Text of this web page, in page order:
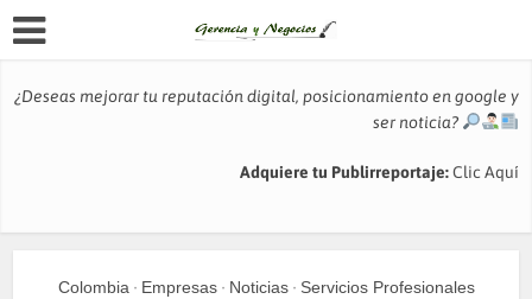
¿Deseas mejorar tu reputación digital, posicionamiento en google y
ser noticia?
Adquiere tu Publirreportaje:Clic Aquí
Colombia • Empresas • Noticias • Servicios Profesionales